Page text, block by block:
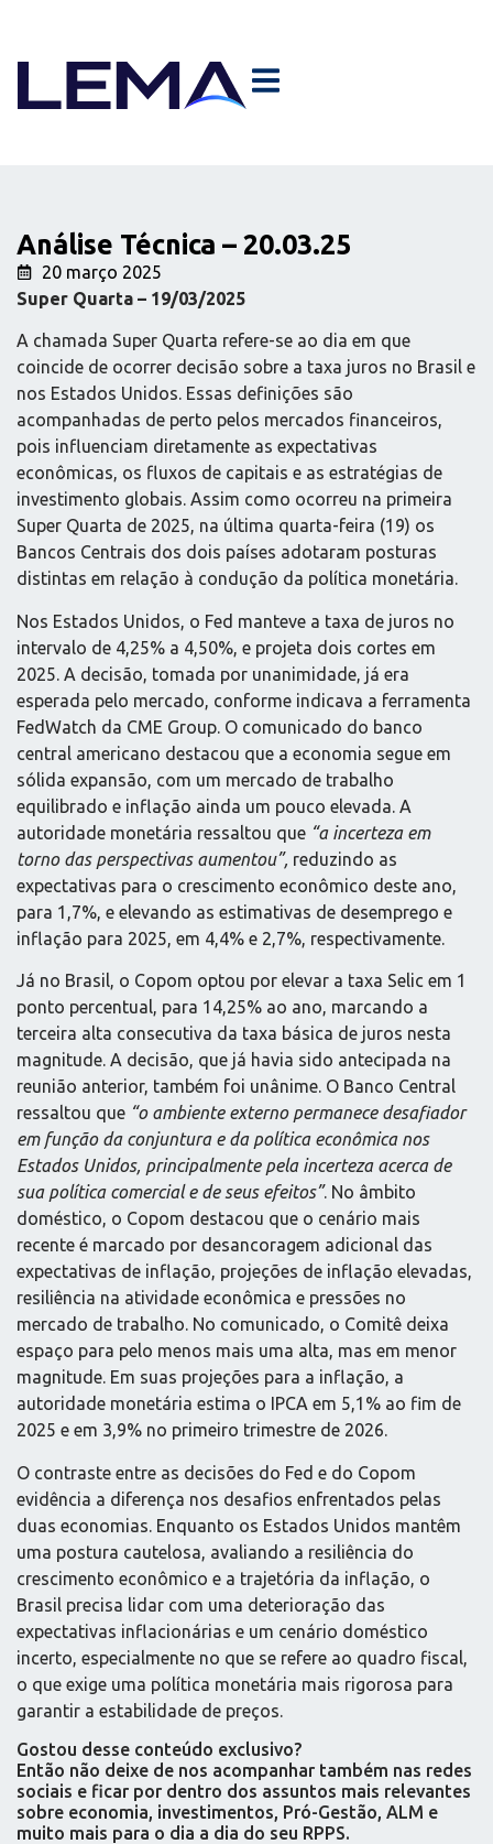
Análise Técnica – 20.03.25
20 março 2025
Super Quarta – 19/03/2025
A chamada Super Quarta refere-se ao dia em que
coincide de ocorrer decisão sobre a taxa juros no Brasil e
nos Estados Unidos. Essas definições são
acompanhadas de perto pelos mercados financeiros,
pois influenciam diretamente as expectativas
econômicas, os fluxos de capitais e as estratégias de
investimento globais. Assim como ocorreu na primeira
Super Quarta de 2025, na última quarta-feira (19) os
Bancos Centrais dos dois países adotaram posturas
distintas em relação à condução da política monetária.
Nos Estados Unidos, o Fed manteve a taxa de juros no
intervalo de 4,25% a 4,50%, e projeta dois cortes em
2025. A decisão, tomada por unanimidade, já era
esperada pelo mercado, conforme indicava a ferramenta
FedWatch da CME Group. O comunicado do banco
central americano destacou que a economia segue em
sólida expansão, com um mercado de trabalho
equilibrado e inflação ainda um pouco elevada. A
autoridade monetária ressaltou que “a incerteza em
torno das perspectivas aumentou”, reduzindo as
expectativas para o crescimento econômico deste ano,
para 1,7%, e elevando as estimativas de desemprego e
inflação para 2025, em 4,4% e 2,7%, respectivamente.
Já no Brasil, o Copom optou por elevar a taxa Selic em 1
ponto percentual, para 14,25% ao ano, marcando a
terceira alta consecutiva da taxa básica de juros nesta
magnitude. A decisão, que já havia sido antecipada na
reunião anterior, também foi unânime. O Banco Central
ressaltou que “o ambiente externo permanece desafiador
em função da conjuntura e da política econômica nos
Estados Unidos, principalmente pela incerteza acerca de
sua política comercial e de seus efeitos”. No âmbito
doméstico, o Copom destacou que o cenário mais
recente é marcado por desancoragem adicional das
expectativas de inflação, projeções de inflação elevadas,
resiliência na atividade econômica e pressões no
mercado de trabalho. No comunicado, o Comitê deixa
espaço para pelo menos mais uma alta, mas em menor
magnitude. Em suas projeções para a inflação, a
autoridade monetária estima o IPCA em 5,1% ao fim de
2025 e em 3,9% no primeiro trimestre de 2026.
O contraste entre as decisões do Fed e do Copom
evidência a diferença nos desafios enfrentados pelas
duas economias. Enquanto os Estados Unidos mantêm
uma postura cautelosa, avaliando a resiliência do
crescimento econômico e a trajetória da inflação, o
Brasil precisa lidar com uma deterioração das
expectativas inflacionárias e um cenário doméstico
incerto, especialmente no que se refere ao quadro fiscal,
o que exige uma política monetária mais rigorosa para
garantir a estabilidade de preços.
Gostou desse conteúdo exclusivo?
Então não deixe de nos acompanhar também nas redes
sociais e ficar por dentro dos assuntos mais relevantes
sobre economia, investimentos, Pró-Gestão, ALM e
muito mais para o dia a dia do seu RPPS.